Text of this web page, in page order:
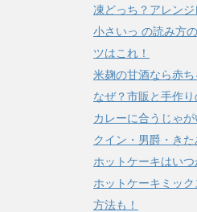
凍どっち？アレンジ
小さいっ の読み方
ツはこれ！
米麹の甘酒なら赤
なぜ？市販と手作り
カレーに合うじゃ
クイン・男爵・き
ホットケーキはい
ホットケーキミッ
方法も！